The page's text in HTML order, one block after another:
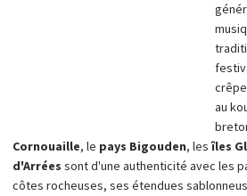
au
Cornouaille, le pays Bigouden, lesîles
d'Arrées sont d'une authenticité avec les
côtes rocheuses, ses étendues